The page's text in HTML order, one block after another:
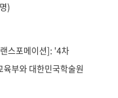
)
스포메이션]: '4차
부와 대한민국학술원